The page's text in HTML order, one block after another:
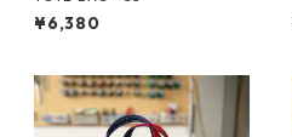
¥6,380